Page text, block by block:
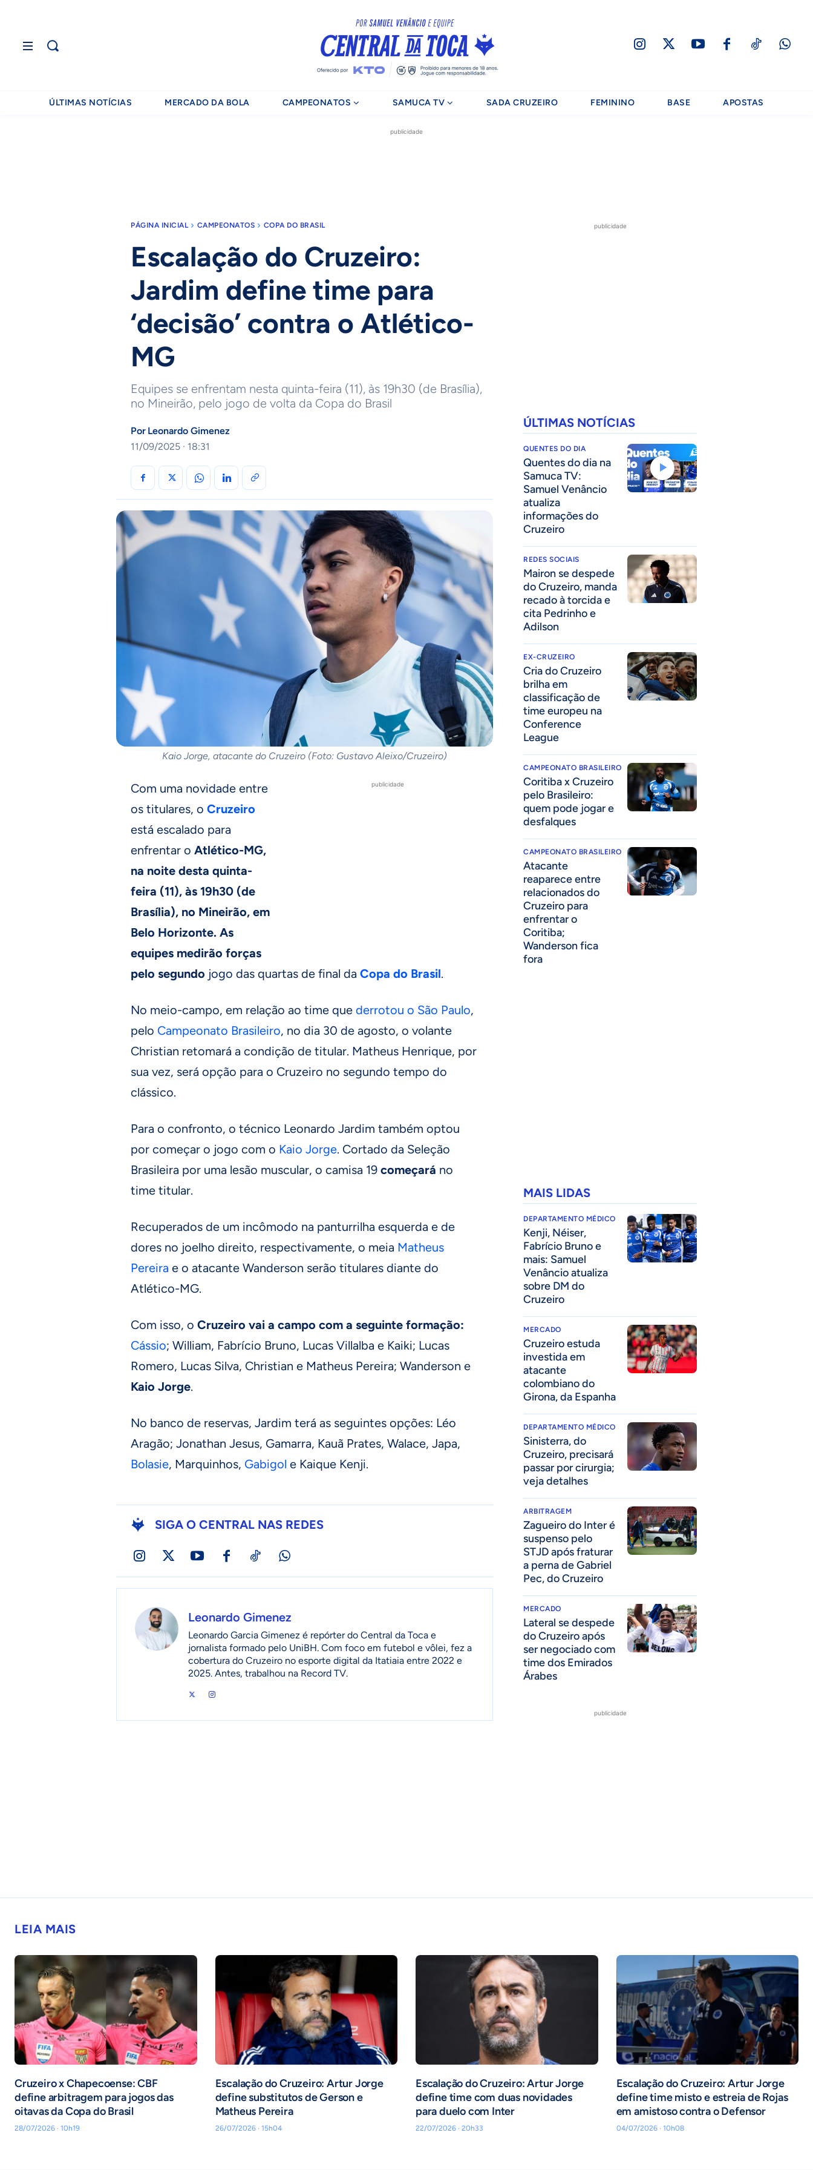
ÚLTIMAS NOTÍCIAS MERCADO DA BOLA CAMPEONATOS SAMUCA TV SADA CRUZEIRO FEMININO BASE APOSTAS
publicidade
PÁGINA INICIAL CAMPEONATOS COPA DO BRASIL
Escalação do Cruzeiro:
Jardim define time para
‘decisão’ contra o Atlético-
MG
Equipes se enfrentam nesta quinta-feira (11), às 19h30 (de Brasília),
no Mineirão, pelo jogo de volta da Copa do Brasil
Por Leonardo Gimenez
11/09/2025 · 18:31
Kaio Jorge, atacante do Cruzeiro (Foto: Gustavo Aleixo/Cruzeiro)
publicidade
Com uma novidade entre
os titulares, o Cruzeiro
está escalado para
enfrentar o Atlético-MG,
na noite desta quinta-
feira (11), às 19h30 (de
Brasília), no Mineirão, em
Belo Horizonte. As
equipes medirão forças
pelo segundo jogo das quartas de final da Copa do Brasil.
No meio-campo, em relação ao time que derrotou o São Paulo,
pelo Campeonato Brasileiro, no dia 30 de agosto, o volante
Christian retomará a condição de titular. Matheus Henrique, por
sua vez, será opção para o Cruzeiro no segundo tempo do
clássico.
Para o confronto, o técnico Leonardo Jardim também optou
por começar o jogo com o Kaio Jorge. Cortado da Seleção
Brasileira por uma lesão muscular, o camisa 19 começará no
time titular.
Recuperados de um incômodo na panturrilha esquerda e de
dores no joelho direito, respectivamente, o meia Matheus
Pereira e o atacante Wanderson serão titulares diante do
Atlético-MG.
Com isso, o Cruzeiro vai a campo com a seguinte formação:
Cássio; William, Fabrício Bruno, Lucas Villalba e Kaiki; Lucas
Romero, Lucas Silva, Christian e Matheus Pereira; Wanderson e
Kaio Jorge.
No banco de reservas, Jardim terá as seguintes opções: Léo
Aragão; Jonathan Jesus, Gamarra, Kauã Prates, Walace, Japa,
Bolasie, Marquinhos, Gabigol e Kaique Kenji.
SIGA O CENTRAL NAS REDES
Leonardo Gimenez
Leonardo Garcia Gimenez é repórter do Central da Toca e
jornalista formado pelo UniBH. Com foco em futebol e vôlei, fez a
cobertura do Cruzeiro no esporte digital da Itatiaia entre 2022 e
2025. Antes, trabalhou na Record TV.
publicidade
ÚLTIMAS NOTÍCIAS
QUENTES DO DIA
Quentes do dia na
Samuca TV:
Samuel Venâncio
atualiza
informações do
Cruzeiro
REDES SOCIAIS
Mairon se despede
do Cruzeiro, manda
recado à torcida e
cita Pedrinho e
Adilson
EX-CRUZEIRO
Cria do Cruzeiro
brilha em
classificação de
time europeu na
Conference
League
CAMPEONATO BRASILEIRO
Coritiba x Cruzeiro
pelo Brasileiro:
quem pode jogar e
desfalques
CAMPEONATO BRASILEIRO
Atacante
reaparece entre
relacionados do
Cruzeiro para
enfrentar o
Coritiba;
Wanderson fica
fora
MAIS LIDAS
DEPARTAMENTO MÉDICO
Kenji, Néiser,
Fabrício Bruno e
mais: Samuel
Venâncio atualiza
sobre DM do
Cruzeiro
MERCADO
Cruzeiro estuda
investida em
atacante
colombiano do
Girona, da Espanha
DEPARTAMENTO MÉDICO
Sinisterra, do
Cruzeiro, precisará
passar por cirurgia;
veja detalhes
ARBITRAGEM
Zagueiro do Inter é
suspenso pelo
STJD após fraturar
a perna de Gabriel
Pec, do Cruzeiro
MERCADO
Lateral se despede
do Cruzeiro após
ser negociado com
time dos Emirados
Árabes
publicidade
LEIA MAIS
Cruzeiro x Chapecoense: CBF
define arbitragem para jogos das
oitavas da Copa do Brasil
28/07/2026 · 10h19
Escalação do Cruzeiro: Artur Jorge
define substitutos de Gerson e
Matheus Pereira
26/07/2026 · 15h04
Escalação do Cruzeiro: Artur Jorge
define time com duas novidades
para duelo com Inter
22/07/2026 · 20h33
Escalação do Cruzeiro: Artur Jorge
define time misto e estreia de Rojas
em amistoso contra o Defensor
04/07/2026 · 10h08